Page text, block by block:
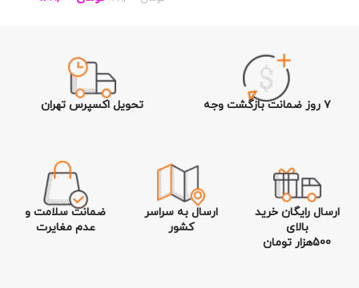
۷ روز ضمانت بازگشت وجه تحویل اکسپرس تهران
ارسال رایگان خرید
بالای
500هزار تومان
ارسال به سراسر
کشور
ضمانت سلامت و
عدم مغایرت